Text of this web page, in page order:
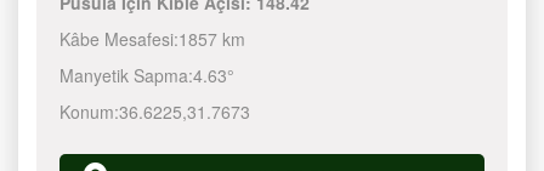
Kâbe Mesafesi:1857 km
Manyetik Sapma:4.63°
Konum:36.6225,31.7673